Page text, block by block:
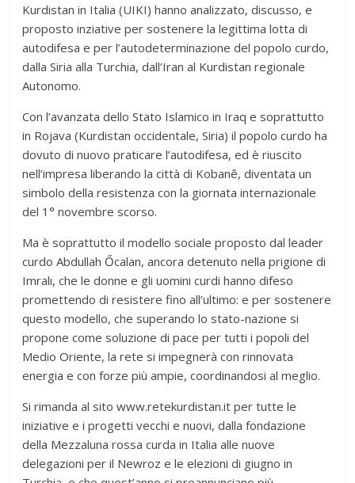
Kurdistan in Italia (UIKI) hanno analizzato, discusso, e
proposto inziative per sostenere la legittima lotta di
autodifesa e per l’autodeterminazione del popolo curdo,
dalla Siria alla Turchia, dall’Iran al Kurdistan regionale
Autonomo.
Con l’avanzata dello Stato Islamico in Iraq e soprattutto
in Rojava (Kurdistan occidentale, Siria) il popolo curdo ha
dovuto di nuovo praticare l’autodifesa, ed è riuscito
nell’impresa liberando la città di Kobanê, diventata un
simbolo della resistenza con la giornata internazionale
del 1° novembre scorso.
Ma è soprattutto il modello sociale proposto dal leader
curdo Abdullah Őcalan, ancora detenuto nella prigione di
Imralı, che le donne e gli uomini curdi hanno difeso
promettendo di resistere fino all’ultimo: e per sostenere
questo modello, che superando lo stato-nazione si
propone come soluzione di pace per tutti i popoli del
Medio Oriente, la rete si impegnerà con rinnovata
energia e con forze più ampie, coordinandosi al meglio.
Si rimanda al sito www.retekurdistan.it per tutte le
iniziative e i progetti vecchi e nuovi, dalla fondazione
della Mezzaluna rossa curda in Italia alle nuove
delegazioni per il Newroz e le elezioni di giugno in